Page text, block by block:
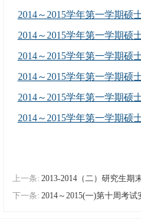
2014～2015学年第一学期硕
2014～2015学年第一学期硕
2014～2015学年第一学期硕
2014～2015学年第一学期硕
2014～2015学年第一学期硕
2014～2015学年第一学期硕
上一条: 2013-2014（二）研究生期
下一条: 2014～2015(一)第十周考试